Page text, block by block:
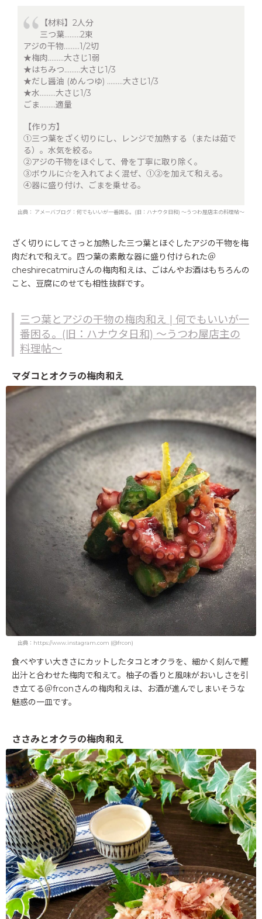
【材料】2人分
三つ葉………2束
アジの干物………1/2切
★梅肉………大さじ1弱
★はちみつ………大さじ1/3
★だし醤油 (めんつゆ) ………大さじ1/3
★水………大さじ1/3
ごま………適量
【作り方】
①三つ葉をざく切りにし、レンジで加熱する（または茹で
る）。水気を絞る。
②アジの干物をほぐして、骨を丁寧に取り除く。
③ボウルに☆を入れてよく混ぜ、①②を加えて和える。
④器に盛り付け、ごまを乗せる。
出典： アメーバブログ：何でもいいが一番困る。(旧：ハナウタ日和) ～うつわ屋店主の料理帖～
ざく切りにしてさっと加熱した三つ葉とほぐしたアジの干物を梅
肉だれで和えて。四つ葉の素敵な器に盛り付けられた＠
cheshirecatmiruさんの梅肉和えは、ごはんやお酒はもちろんの
こと、豆腐にのせても相性抜群です。
三つ葉とアジの干物の梅肉和え | 何でもいいが一
番困る。(旧：ハナウタ日和) ～うつわ屋店主の
料理帖～
マダコとオクラの梅肉和え
出典：https://www.instagram.com (@frcon)
食べやすい大きさにカットしたタコとオクラを、細かく刻んで鰹
出汁と合わせた梅肉で和えて。柚子の香りと風味がおいしさを引
き立てる＠frconさんの梅肉和えは、お酒が進んでしまいそうな
魅惑の一皿です。
ささみとオクラの梅肉和え